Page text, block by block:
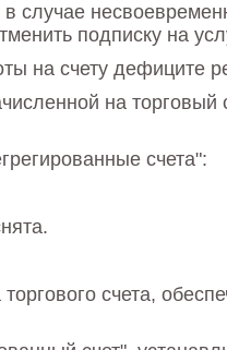
случае
подписку на
на счету дефиците
на
счета":
счета,